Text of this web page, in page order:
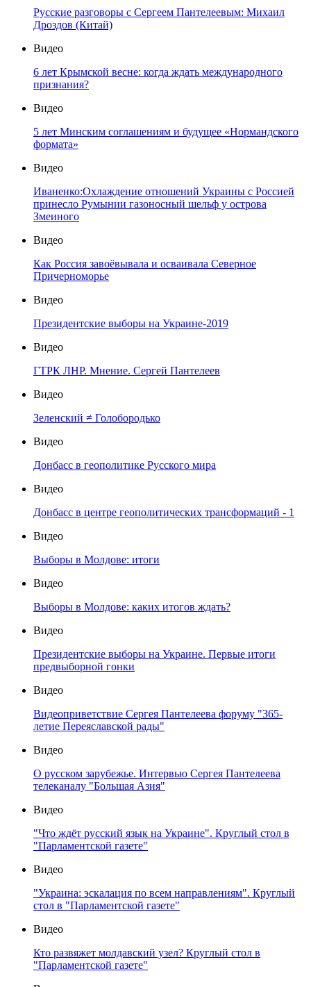
Русские разговоры с Сергеем Пантелеевым: Михаил
Дроздов (Китай)
Видео
6 лет Крымской весне: когда ждать международного
признания?
Видео
5 лет Минским соглашениям и будущее «Нормандского
формата»
Видео
Иваненко:Охлаждение отношений Украины с Россией
принесло Румынии газоносный шельф у острова
Змеиного
Видео
Как Россия завоёвывала и осваивала Северное
Причерноморье
Видео
Президентские выборы на Украине-2019
Видео
ГТРК ЛНР. Мнение. Сергей Пантелеев
Видео
Зеленский ≠ Голобородько
Видео
Донбасс в геополитике Русского мира
Видео
Донбасс в центре геополитических трансформаций - 1
Видео
Выборы в Молдове: итоги
Видео
Выборы в Молдове: каких итогов ждать?
Видео
Президентские выборы на Украине. Первые итоги
предвыборной гонки
Видео
Видеоприветствие Сергея Пантелеева форуму "365-
летие Переяславской рады"
Видео
О русском зарубежье. Интервью Сергея Пантелеева
телеканалу "Большая Азия"
Видео
"Что ждёт русский язык на Украине". Круглый стол в
"Парламентской газете"
Видео
"Украина: эскалация по всем направлениям". Круглый
стол в "Парламентской газете"
Видео
Кто развяжет молдавский узел? Круглый стол в
"Парламентской газете"